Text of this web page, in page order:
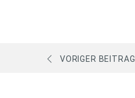
VORIGER BEITRAG